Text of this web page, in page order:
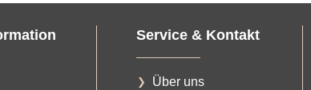
Service & Kontakt
Über uns